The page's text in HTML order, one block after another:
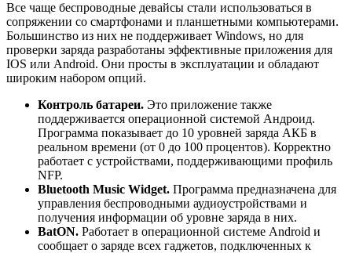
Все чаще беспроводные девайсы стали использоваться в
сопряжении со смартфонами и планшетными компьютерами.
Большинство из них не поддерживает Windows, но для
проверки заряда разработаны эффективные приложения для
IOS или Android. Они просты в эксплуатации и обладают
широким набором опций.
Контроль батареи. Это приложение также
поддерживается операционной системой Андроид.
Программа показывает до 10 уровней заряда АКБ в
реальном времени (от 0 до 100 процентов). Корректно
работает с устройствами, поддерживающими профиль
NFP.
Bluetooth Music Widget. Программа предназначена для
управления беспроводными аудиоустройствами и
получения информации об уровне заряда в них.
BatON. Работает в операционной системе Android и
сообщает о заряде всех гаджетов, подключенных к